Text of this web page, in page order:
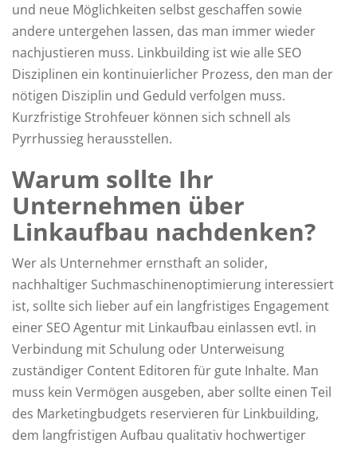
und neue Möglichkeiten selbst geschaffen sowie
andere untergehen lassen, das man immer wieder
nachjustieren muss. Linkbuilding ist wie alle SEO
Disziplinen ein kontinuierlicher Prozess, den man der
nötigen Disziplin und Geduld verfolgen muss.
Kurzfristige Strohfeuer können sich schnell als
Pyrrhussieg herausstellen.
Warum sollte Ihr
Unternehmen über
Linkaufbau nachdenken?
Wer als Unternehmer ernsthaft an solider,
nachhaltiger Suchmaschinenoptimierung interessiert
ist, sollte sich lieber auf ein langfristiges Engagement
einer SEO Agentur mit Linkaufbau einlassen evtl. in
Verbindung mit Schulung oder Unterweisung
zuständiger Content Editoren für gute Inhalte. Man
muss kein Vermögen ausgeben, aber sollte einen Teil
des Marketingbudgets reservieren für Linkbuilding,
dem langfristigen Aufbau qualitativ hochwertiger